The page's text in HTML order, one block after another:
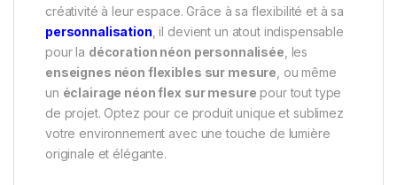
créativité à leur espace. Grâce à sa flexibilité et à sa
personnalisation , il devient un atout indispensable
pour la décoration néon personnalisée , les
enseignes néon flexibles sur mesure , ou même
un éclairage néon flex sur mesure pour tout type
de projet. Optez pour ce produit unique et sublimez
votre environnement avec une touche de lumière
originale et élégante.